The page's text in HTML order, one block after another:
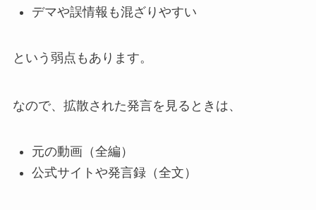
デマや誤情報も混ざりやすい
という弱点もあります。
なので、拡散された発言を見るときは、
元の動画（全編）
公式サイトや発言録（全文）